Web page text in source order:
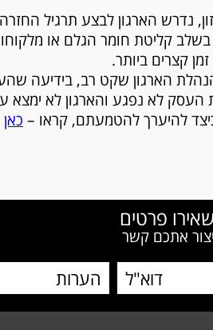
בשלב קליטת חומר הגלם או
קצרים ביותר.
הארגון שקט רב, בידיעה
העסק לא נפגע והארגון לא
להיערך להטמעתם, קראו – כאן
פרטים
אתכם קשר